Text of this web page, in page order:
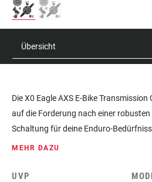
Übersicht
Die X0 Eagle AXS E-Bike
auf die Forderung nach einer
Schaltung für deine Enduro-
Performance Schaltung. Unsere
gesamte System ist synchronisiert und
MEHR DAZU
UVP